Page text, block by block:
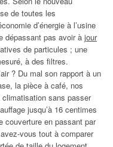
de toutes les
d’énergie à l’usine
dépassant pas avoir à jour
de particules ; une
à des filtres.
? Du mal son rapport à un
la pièce à café, nos
sans passer
jusqu’à 16 centimes
couverture en passant par
vous tout à comparer